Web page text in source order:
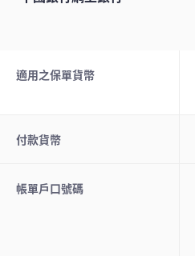
適用之保單貨幣
付款貨幣
帳單戶口號碼